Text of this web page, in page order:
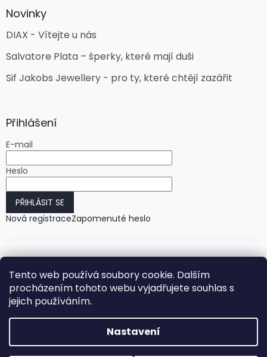
Tento web používá soubory cookie. Dalším
procházením tohoto webu vyjadřujete souhlas s
jejich používáním.
Nastavení
Novinky
DIAX - Vítejte u nás
Salvatore Plata – šperky, které mají duši
Sif Jakobs Jewellery - pro ty, které chtějí zazářit
Přihlášení
E-mail
Heslo
PŘIHLÁSIT SE
Nová registraceZapomenuté heslo
Vytvořil Shoptet